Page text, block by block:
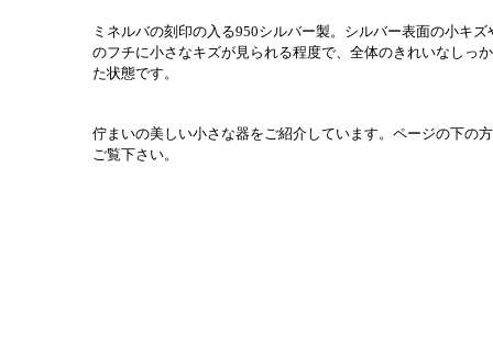
ミネルバの刻印の入る950シルバー製。シルバー表面の小キズ
のフチに小さなキズが見られる程度で、全体のきれいなしっ
た状態です。
佇まいの美しい小さな器をご紹介しています。ページの下の
ご覧下さい。